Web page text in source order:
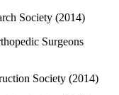
Society (2014)
Surgeons
Society (2014)